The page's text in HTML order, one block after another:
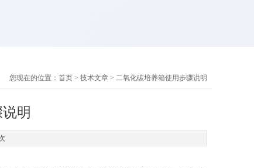
您现在的位置： 首页 > 技术文章 > 二氧化碳培养箱使用步骤说明
明